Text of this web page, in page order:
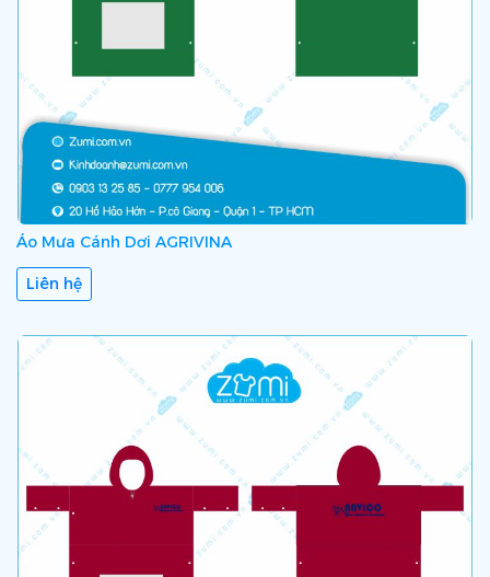
Áo Mưa Cánh Dơi AGRIVINA
Liên hệ